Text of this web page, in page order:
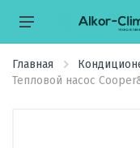
Главная
Тепловой насос